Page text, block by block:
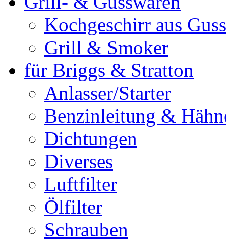
Kochgeschirr aus
Grill & Smoker
für Briggs & Stratton
Anlasser/Starter
Benzinleitung &
Dichtungen
Diverses
Luftfilter
Ölfilter
Schrauben